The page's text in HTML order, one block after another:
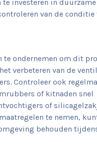
investeren in duurzame
van de conditie
te ondernemen om dit
verbeteren van de
Controleer ook
of kitnaden snel
of
te nemen,
behouden